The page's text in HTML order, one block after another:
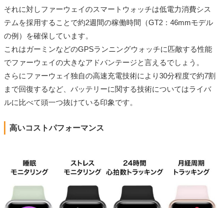
それに対しファーウェイのスマートウォッチは低電力消費シス
テムを採用することで約2週間の稼働時間（GT2：46mmモデル
の例）を確保しています。
これはガーミンなどのGPSランニングウォッチに匹敵する性能
でファーウェイの大きなアドバンテージと言えるでしょう。
さらにファーウェイ独自の高速充電技術により30分程度で約7割
まで回復するなど、バッテリーに関する技術についてはライバ
ルに比べて頭一つ抜けている印象です。
高いコストパフォーマンス